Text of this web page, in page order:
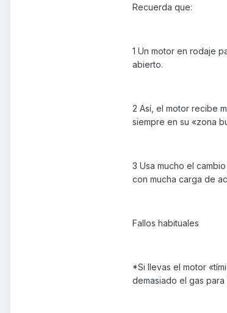
Recuerda que:
1 Un motor en rodaje
abierto.
2 Así, el motor recibe
siempre en su «zona
3 Usa mucho el
con mucha carga de
Fallos habituales
*Si llevas el motor
demasiado el gas